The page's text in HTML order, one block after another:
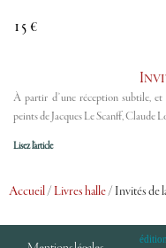
15€
À partir d’une réception subtile, et
peints de Jacques Le Scanff, Claude
Lisez l'article
Accueil/Livres halle/ Invités de